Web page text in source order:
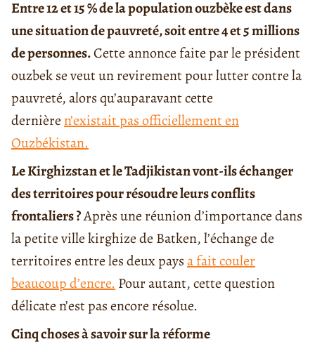
Entre 12 et 15 % de la population ouzbèke est dans
une situation de pauvreté, soit entre 4 et 5 millions
de personnes.Cette annonce faite par le président
ouzbek se veut un revirement pour lutter contre la
pauvreté, alors qu’auparavant cette
dernièren’existait pas officiellement en
Ouzbékistan.
Le Kirghizstan et le Tadjikistan vont-ils échanger
des territoires pour résoudre leurs conflits
frontaliers ?Après une réunion d’importance dans
la petite ville kirghize de Batken, l’échange de
territoires entre les deux paysa fait couler
beaucoup d’encre. Pour autant, cette question
délicate n’est pas encore résolue.
Cinq choses à savoir sur la réforme